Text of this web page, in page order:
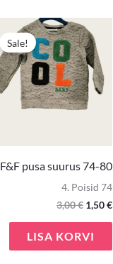
Sale!
F&F pusa suurus 74-80
4. Poisid 74
3,00€
hind
oli:
3,00 €.
1,50€
LISA KORVI